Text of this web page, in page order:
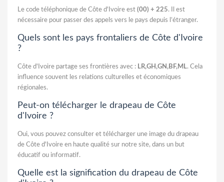
Le code téléphonique de Côte d'Ivoire est (00) + 225. Il est
nécessaire pour passer des appels vers le pays depuis l’étranger.
Quels sont les pays frontaliers de Côte d'Ivoire
?
Côte d'Ivoire partage ses frontières avec : LR,GH,GN,BF,ML. Cela
influence souvent les relations culturelles et économiques
régionales.
Peut-on télécharger le drapeau de Côte
d'Ivoire ?
Oui, vous pouvez consulter et télécharger une image du drapeau
de Côte d'Ivoire en haute qualité sur notre site, dans un but
éducatif ou informatif.
Quelle est la signification du drapeau de Côte